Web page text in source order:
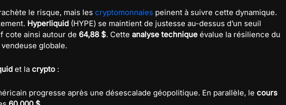
le risque, mais les cryptomonnaies peinent à suivre cette dynamique.
Hyperliquid (HYPE) se maintient de justesse au-dessus d’un seuil
cote ainsi autour de 64,88 $. Cette analyse technique évalue la résilience du
globale.
et la crypto :
progresse après une désescalade géopolitique. En parallèle, le cours